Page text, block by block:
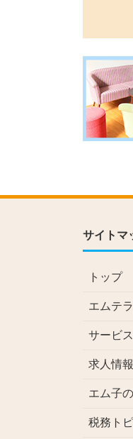
サイトマ
トップ
エムテ
サービ
求人情報
エム子
税務ト